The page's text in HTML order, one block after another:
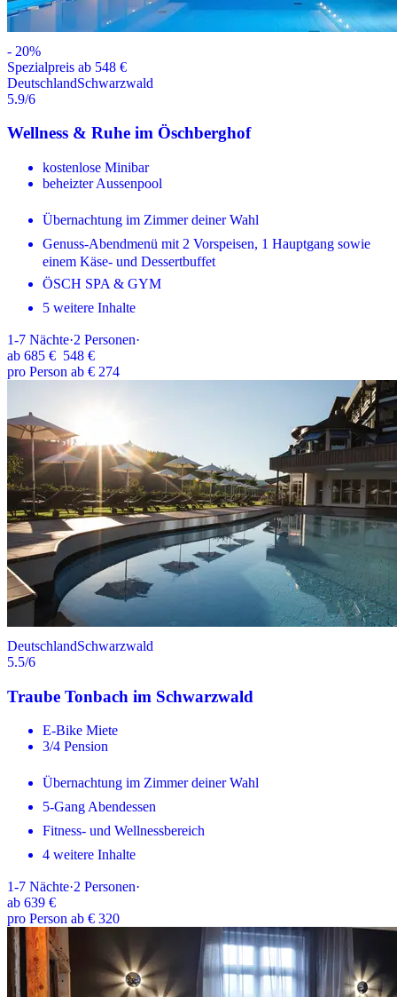
- 20%
Spezialpreis ab 548 €
DeutschlandSchwarzwald
5.9/6
Wellness & Ruhe im Öschberghof
kostenlose Minibar
beheizter Aussenpool
Übernachtung im Zimmer deiner Wahl
Genuss-Abendmenü mit 2 Vorspeisen, 1 Hauptgang sowie
einem Käse- und Dessertbuffet
ÖSCH SPA & GYM
5 weitere Inhalte
1-7 Nächte·2 Personen·
ab 685 € 548 €
pro Person ab € 274
DeutschlandSchwarzwald
5.5/6
Traube Tonbach im Schwarzwald
E-Bike Miete
3/4 Pension
Übernachtung im Zimmer deiner Wahl
5-Gang Abendessen
Fitness- und Wellnessbereich
4 weitere Inhalte
1-7 Nächte·2 Personen·
ab 639 €
pro Person ab € 320